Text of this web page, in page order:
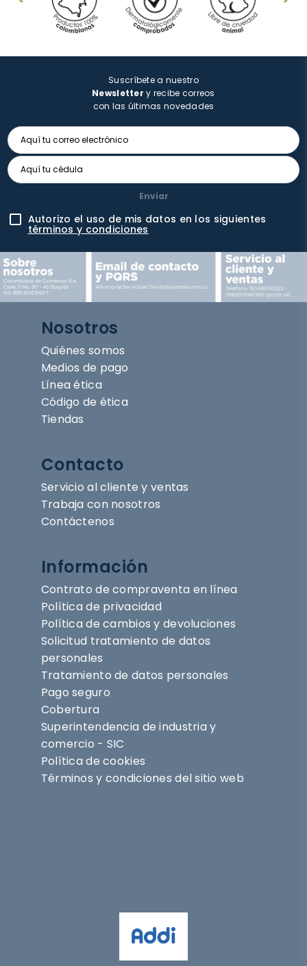
Suscríbete a nuestro
Newsletter y recibe correos
con las últimas novedades
Enviar
Autorizo el uso de mis datos en los siguientes
términos y condiciones
Nosotros
Quiénes somos
Medios de pago
Línea ética
Código de ética
Tiendas
Contacto
Servicio al cliente y ventas
Trabaja con nosotros
Contáctenos
Información
Contrato de compraventa en línea
Política de privacidad
Política de cambios y devoluciones
Solicitud tratamiento de datos
personales
Tratamiento de datos personales
Pago seguro
Cobertura
Superintendencia de industria y
comercio - SIC
Política de cookies
Términos y condiciones del sitio web